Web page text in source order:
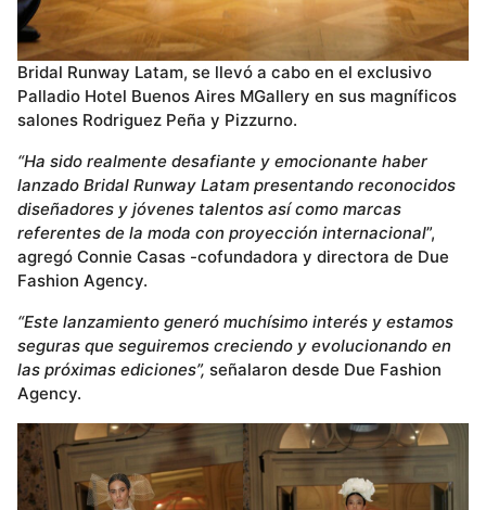
Bridal Runway Latam, se llevó a cabo en el exclusivo
Palladio Hotel Buenos Aires MGallery en sus magníficos
salones Rodriguez Peña y Pizzurno.
“Ha sido realmente desafiante y emocionante haber
lanzado Bridal Runway Latam presentando reconocidos
diseñadores y jóvenes talentos así como marcas
referentes de la moda con proyección internacional”,
agregó Connie Casas -cofundadora y directora de Due
Fashion Agency.
“Este lanzamiento generó muchísimo interés y estamos
seguras que seguiremos creciendo y evolucionando en
las próximas ediciones”, señalaron desde Due Fashion
Agency.